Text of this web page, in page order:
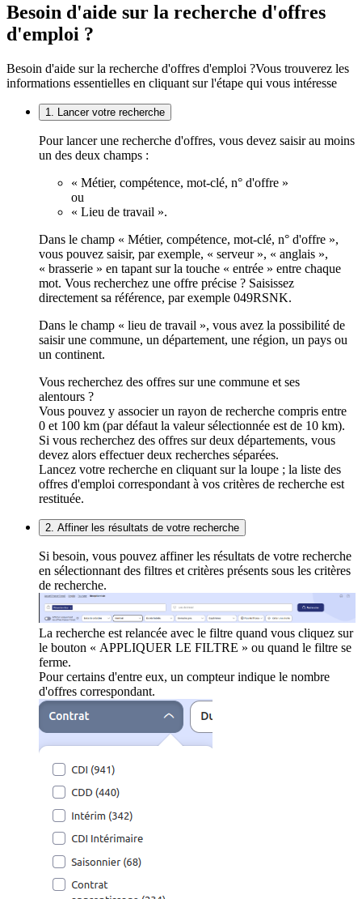
Besoin d'aide sur la recherche d'offres
d'emploi ?
Besoin d'aide sur la recherche d'offres d'emploi ?Vous trouverez les
informations essentielles en cliquant sur l'étape qui vous intéresse
1. Lancer votre recherche
Pour lancer une recherche d'offres, vous devez saisir au moins
un des deux champs :
« Métier, compétence, mot-clé, n° d'offre »
ou
« Lieu de travail ».
Dans le champ « Métier, compétence, mot-clé, n° d'offre »,
vous pouvez saisir, par exemple, « serveur », « anglais »,
« brasserie » en tapant sur la touche « entrée » entre chaque
mot. Vous recherchez une offre précise ? Saisissez
directement sa référence, par exemple 049RSNK.
Dans le champ « lieu de travail », vous avez la possibilité de
saisir une commune, un département, une région, un pays ou
un continent.
Vous recherchez des offres sur une commune et ses
alentours ?
Vous pouvez y associer un rayon de recherche compris entre
0 et 100 km (par défaut la valeur sélectionnée est de 10 km).
Si vous recherchez des offres sur deux départements, vous
devez alors effectuer deux recherches séparées.
Lancez votre recherche en cliquant sur la loupe ; la liste des
offres d'emploi correspondant à vos critères de recherche est
restituée.
2. Affiner les résultats de votre recherche
Si besoin, vous pouvez affiner les résultats de votre recherche
en sélectionnant des filtres et critères présents sous les critères
de recherche.
La recherche est relancée avec le filtre quand vous cliquez sur
le bouton « APPLIQUER LE FILTRE » ou quand le filtre se
ferme.
Pour certains d'entre eux, un compteur indique le nombre
d'offres correspondant.